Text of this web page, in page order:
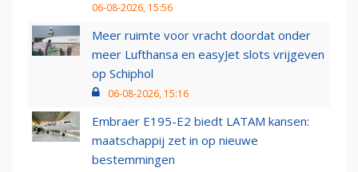
06-08-2026, 15:56
Meer ruimte voor vracht doordat onder
meer Lufthansa en easyJet slots vrijgeven
op Schiphol
06-08-2026, 15:16
Embraer E195-E2 biedt LATAM kansen:
maatschappij zet in op nieuwe
bestemmingen